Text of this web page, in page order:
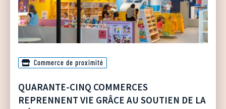
Commerce de proximité
QUARANTE-CINQ COMMERCES
REPRENNENT VIE GRÂCE AU SOUTIEN DE LA